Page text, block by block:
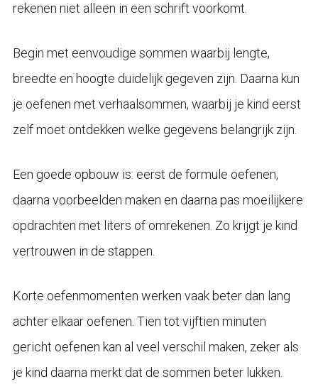
rekenen niet alleen in een schrift voorkomt.
Begin met eenvoudige sommen waarbij lengte,
breedte en hoogte duidelijk gegeven zijn. Daarna kun
je oefenen met verhaalsommen, waarbij je kind eerst
zelf moet ontdekken welke gegevens belangrijk zijn.
Een goede opbouw is: eerst de formule oefenen,
daarna voorbeelden maken en daarna pas moeilijkere
opdrachten met liters of omrekenen. Zo krijgt je kind
vertrouwen in de stappen.
Korte oefenmomenten werken vaak beter dan lang
achter elkaar oefenen. Tien tot vijftien minuten
gericht oefenen kan al veel verschil maken, zeker als
je kind daarna merkt dat de sommen beter lukken.